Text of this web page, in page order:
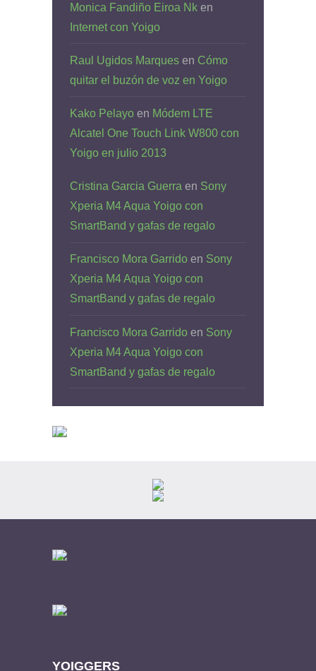
Monica Fandiño Eiroa Nk en
Internet con Yoigo
Raul Ugidos Marques en Cómo
quitar el buzón de voz en Yoigo
Kako Pelayo en Módem LTE
Alcatel One Touch Link W800 con
Yoigo en julio 2013
Cristina Garcia Guerra en Sony
Xperia M4 Aqua Yoigo con
SmartBand y gafas de regalo
Francisco Mora Garrido en Sony
Xperia M4 Aqua Yoigo con
SmartBand y gafas de regalo
Francisco Mora Garrido en Sony
Xperia M4 Aqua Yoigo con
SmartBand y gafas de regalo
YOIGGERS